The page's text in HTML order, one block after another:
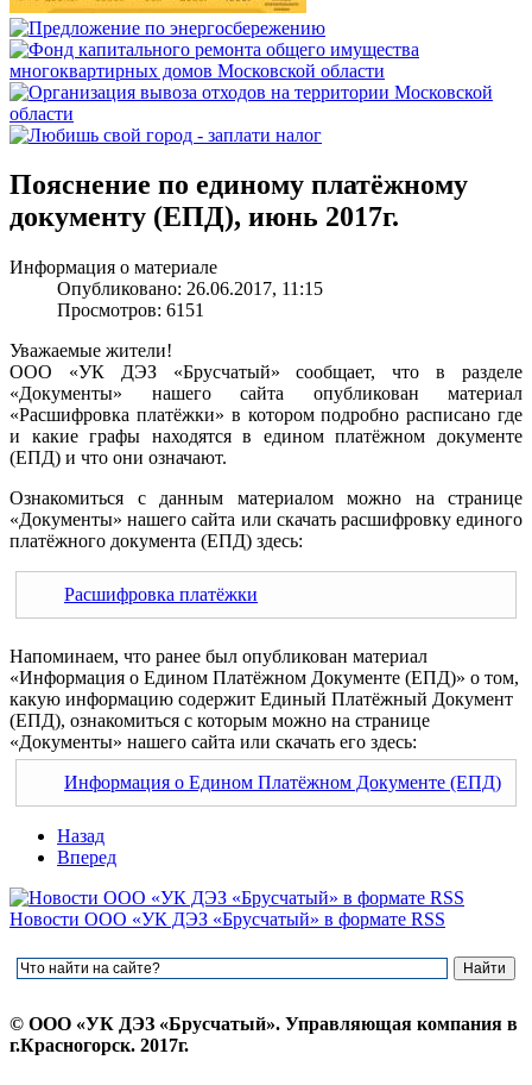
Пояснение по единому платёжному
документу (ЕПД), июнь 2017г.
Информация о материале
Опубликовано: 26.06.2017, 11:15
Просмотров: 6151
Уважаемые жители!
ООО «УК ДЭЗ «Брусчатый» сообщает, что в разделе
«Документы» нашего сайта опубликован материал
«Расшифровка платёжки» в котором подробно расписано где
и какие графы находятся в едином платёжном документе
(ЕПД) и что они означают.
Ознакомиться с данным материалом можно на странице
«Документы» нашего сайта или скачать расшифровку единого
платёжного документа (ЕПД) здесь:
Расшифровка платёжки
Напоминаем, что ранее был опубликован материал
«Информация о Едином Платёжном Документе (ЕПД)» о том,
какую информацию содержит Единый Платёжный Документ
(ЕПД), ознакомиться с которым можно на странице
«Документы» нашего сайта или скачать его здесь:
Информация о Едином Платёжном Документе (ЕПД)
Назад
Вперед
Новости ООО «УК ДЭЗ «Брусчатый» в формате RSS
© ООО «УК ДЭЗ «Брусчатый». Управляющая компания в
г.Красногорск. 2017г.